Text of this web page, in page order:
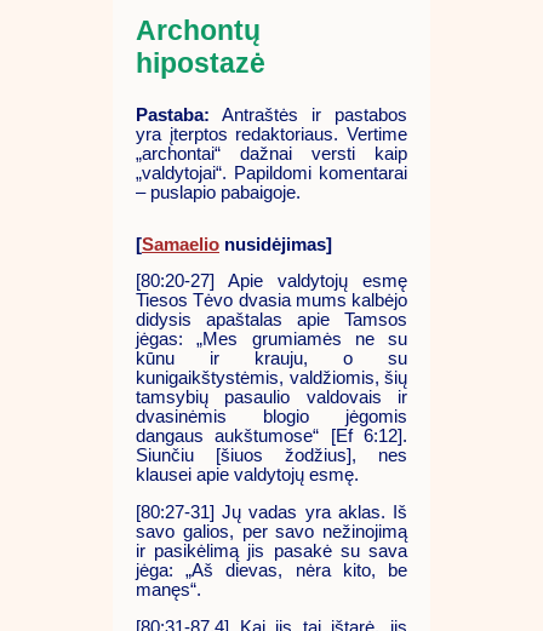
Archontų
hipostazė
Pastaba: Antraštės ir pastabos
yra įterptos redaktoriaus. Vertime
„archontai“ dažnai versti kaip
„valdytojai“. Papildomi komentarai
– puslapio pabaigoje.
[Samaelio nusidėjimas]
[80:20-27] Apie valdytojų esmę
Tiesos Tėvo dvasia mums kalbėjo
didysis apaštalas apie Tamsos
jėgas: „Mes grumiamės ne su
kūnu ir krauju, o su
kunigaikštystėmis, valdžiomis, šių
tamsybių pasaulio valdovais ir
dvasinėmis blogio jėgomis
dangaus aukštumose“ [Ef 6:12].
Siunčiu [šiuos žodžius], nes
klausei apie valdytojų esmę.
[80:27-31] Jų vadas yra aklas. Iš
savo galios, per savo nežinojimą
ir pasikėlimą jis pasakė su sava
jėga: „Aš dievas, nėra kito, be
manęs“.
[80:31-87.4] Kai jis tai ištarė, jis